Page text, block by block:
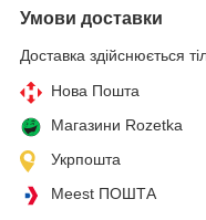
Умови доставки
Доставка здійснюється
Нова Пошта
Магазини Rozetka
Укрпошта
Meest ПОШТА